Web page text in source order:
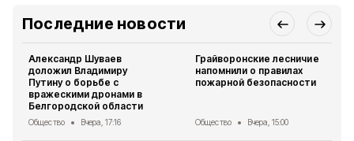
Последние новости
Александр Шуваев
доложил Владимиру
Путину о борьбе с
вражескими дронами в
Белгородской области
Общество Вчера, 17:16
Грайворонские лесничие
напомнили о правилах
пожарной безопасности
Общество Вчера, 15:00